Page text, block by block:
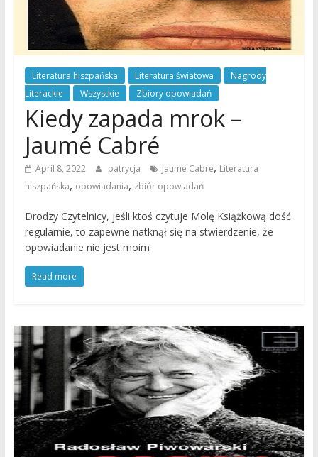
Literatura hiszpańska Literatura światowa
Nagrody
Literackie
Wszystkie Zbiory opowiadań
Kiedy zapada mrok –
Jaumé Cabré
April 8, 2022 patrycja Jaume Cabre, Literatura
hiszpańska, opowiadania, zbiór opowiadań
Drodzy Czytelnicy, jeśli ktoś czytuje Molę Książkową dość
regularnie, to zapewne natknął się na stwierdzenie, że
opowiadanie nie jest moim
Read more